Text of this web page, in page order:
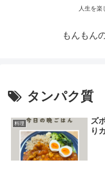
人生を楽
もんもん
タンパク質
料理
ズ
り